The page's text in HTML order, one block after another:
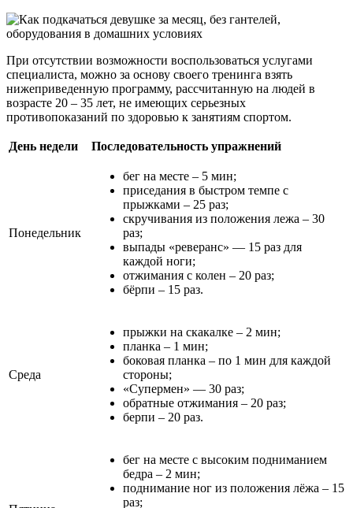
При отсутствии возможности воспользоваться услугами
специалиста, можно за основу своего тренинга взять
нижеприведенную программу, рассчитанную на людей в
возрасте 20 – 35 лет, не имеющих серьезных
противопоказаний по здоровью к занятиям спортом.
День недели Последовательность упражнений
Понедельник
бег на месте – 5 мин;
приседания в быстром темпе с
прыжками – 25 раз;
скручивания из положения лежа – 30
раз;
выпады «реверанс» — 15 раз для
каждой ноги;
отжимания с колен – 20 раз;
бёрпи – 15 раз.
Среда
прыжки на скакалке – 2 мин;
планка – 1 мин;
боковая планка – по 1 мин для каждой
стороны;
«Супермен» — 30 раз;
обратные отжимания – 20 раз;
берпи – 20 раз.
бег на месте с высоким подниманием
бедра – 2 мин;
поднимание ног из положения лёжа – 15
раз;